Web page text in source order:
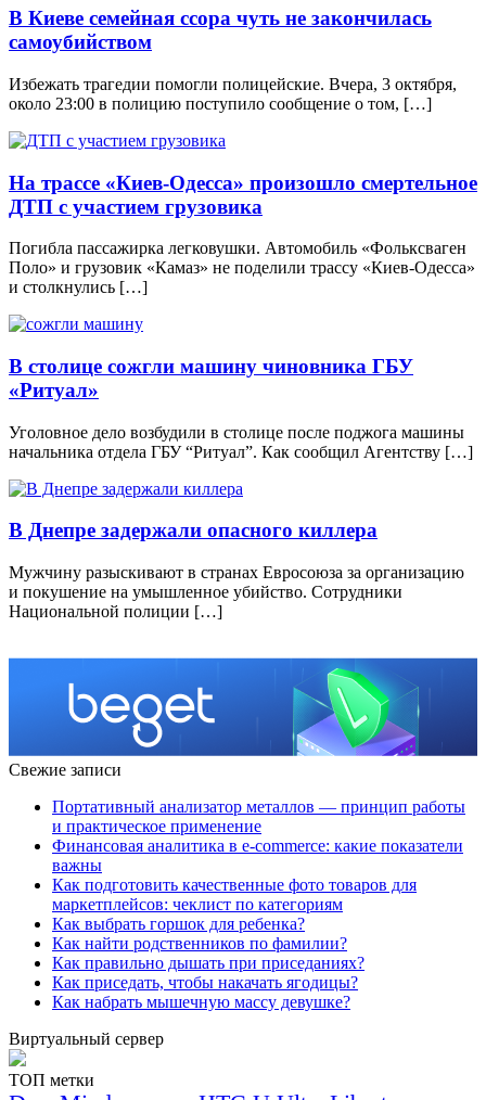
В Киеве семейная ссора чуть не закончилась
самоубийством
Избежать трагедии помогли полицейские. Вчера, 3 октября,
около 23:00 в полицию поступило сообщение о том, […]
На трассе «Киев-Одесса» произошло смертельное
ДТП с участием грузовика
Погибла пассажирка легковушки. Автомобиль «Фольксваген
Поло» и грузовик «Камаз» не поделили трассу «Киев-Одесса»
и столкнулись […]
В столице сожгли машину чиновника ГБУ
«Ритуал»
Уголовное дело возбудили в столице после поджога машины
начальника отдела ГБУ “Ритуал”. Как сообщил Агентству […]
В Днепре задержали опасного киллера
Мужчину разыскивают в странах Евросоюза за организацию
и покушение на умышленное убийство. Сотрудники
Национальной полиции […]
Свежие записи
Портативный анализатор металлов — принцип работы
и практическое применение
Финансовая аналитика в e-commerce: какие показатели
важны
Как подготовить качественные фото товаров для
маркетплейсов: чеклист по категориям
Как выбрать горшок для ребенка?
Как найти родственников по фамилии?
Как правильно дышать при приседаниях?
Как приседать, чтобы накачать ягодицы?
Как набрать мышечную массу девушке?
Виртуальный сервер
ТОП метки